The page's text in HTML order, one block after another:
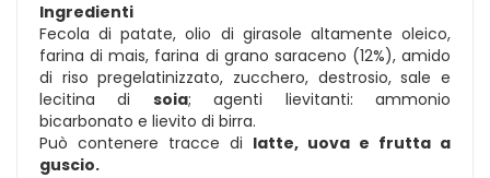
Ingredienti
Fecola di patate, olio di girasole altamente oleico,
farina di mais, farina di grano saraceno (12%), amido
di riso pregelatinizzato, zucchero, destrosio, sale e
lecitina di soia; agenti lievitanti: ammonio
bicarbonato e lievito di birra.
Può contenere tracce di latte, uova e frutta a
guscio.